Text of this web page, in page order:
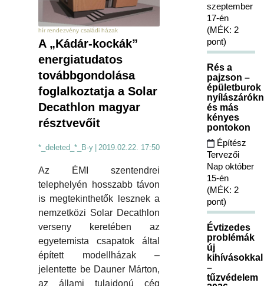
hír rendezvény családi házak
A „Kádár-kockák”
energiatudatos
továbbgondolása
foglalkoztatja a Solar
Decathlon magyar
résztvevőit
*_deleted_*_B-y | 2019.02.22. 17:50
Az ÉMI szentendrei
telephelyén hosszabb távon
is megtekinthetők lesznek a
nemzetközi Solar Decathlon
verseny keretében az
egyetemista csapatok által
épített modellházak –
jelentette be Dauner Márton,
az állami tulajdonú cég
szeptember
17-én
(MÉK: 2
pont)
Rés a
pajzson –
épületburok
és más
kényes
pontokon
Építész
Tervezői
Nap október
15-én
(MÉK: 2
pont)
Évtizedes
problémák
új
kihívásokkal
–
tűzvédelem